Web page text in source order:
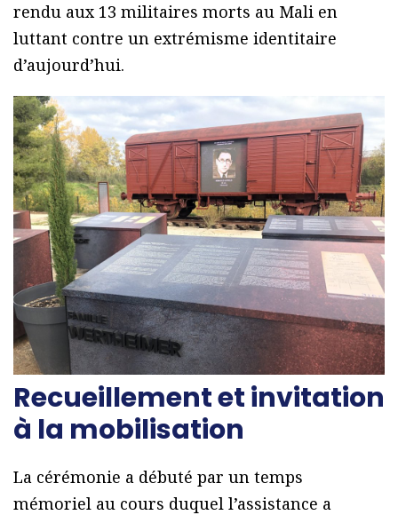
rendu aux 13 militaires morts au Mali en
luttant contre un extrémisme identitaire
d’aujourd’hui.
Recueillement et invitation
à la mobilisation
La cérémonie a débuté par un temps
mémoriel au cours duquel l’assistance a